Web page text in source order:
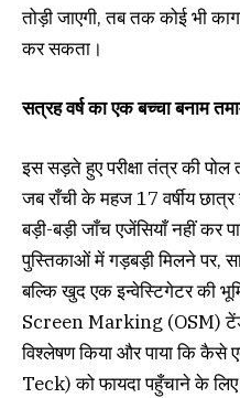
तोड़ी जाएगी, तब तक कोई भी
कर सकता।
सत्रह वर्ष का एक बच्चा बनाम
इस सड़ते हुए परीक्षा तंत्र की
जब राँची के महज 17 वर्षीय छात्र
बड़ी-बड़ी जाँच एजेंसियाँ नहीं कर
पुस्तिकाओं में गड़बड़ी मिलने पर,
बल्कि खुद एक इन्वेस्टिगेटर की
Screen Marking (OSM)
विश्लेषण किया और पाया कि
Teck) को फायदा पहुँचाने के